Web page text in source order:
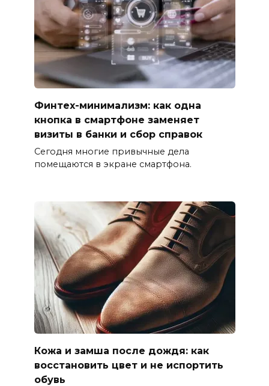
Финтех-минимализм: как одна
кнопка в смартфоне заменяет
визиты в банки и сбор справок
Сегодня многие привычные дела
помещаются в экране смартфона.
Кожа и замша после дождя: как
восстановить цвет и не испортить
обувь